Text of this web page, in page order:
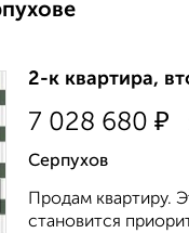
2-к квартира,
7 028 680 ₽
Серпухов
Продам квартиру.
становится